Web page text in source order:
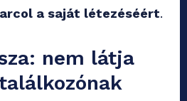
a saját létezéséért.
nem látja